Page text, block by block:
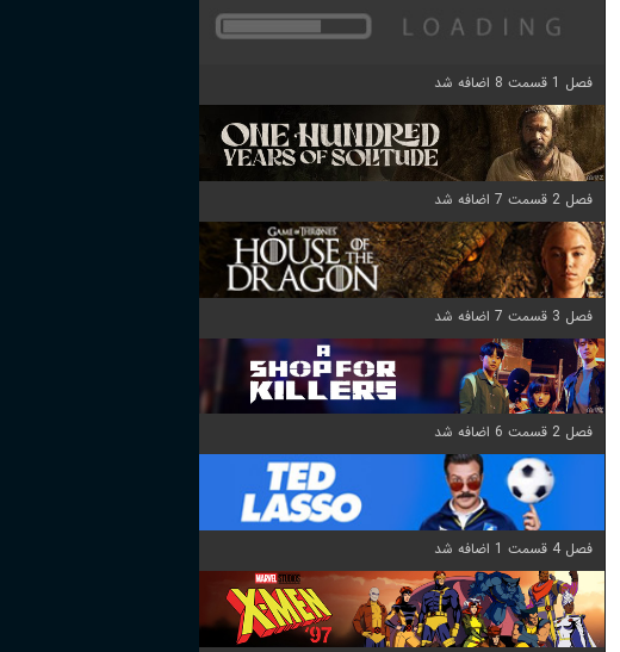
فصل 1 قسمت 8 اضافه شد
فصل 2 قسمت 7 اضافه شد
فصل 3 قسمت 7 اضافه شد
فصل 2 قسمت 6 اضافه شد
فصل 4 قسمت 1 اضافه شد